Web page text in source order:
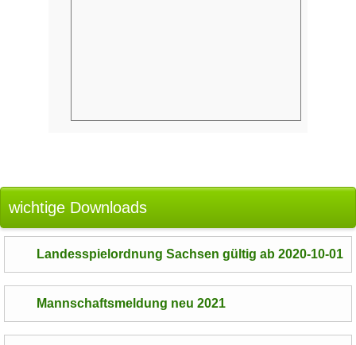
wichtige Downloads
Landesspielordnung Sachsen gültig ab 2020-10-01
Mannschaftsmeldung neu 2021